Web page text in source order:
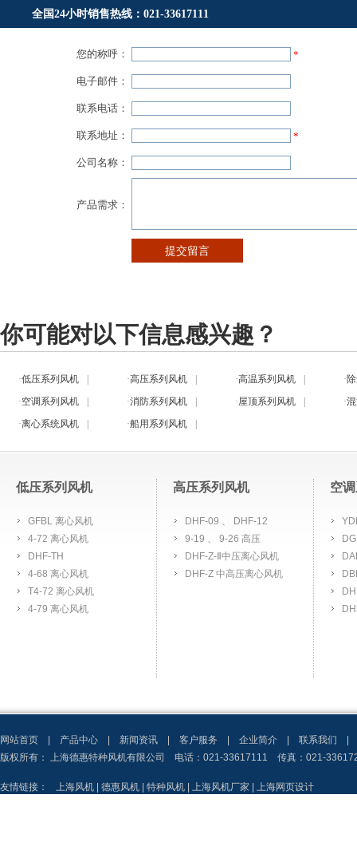
你可能对以下信息感兴趣？
·低压系列风机 ·高压系列风机 ·高温系列风机 ·
·空调系列风机 ·消防系列风机 ·屋顶系列风机 ·
·离心系统风机 ·船用系列风机
低压系列风机
GFBL 离心风机
4-72 离心风机
DHF-TH
4-68 离心风机
T4-72 离心风机
4-79 离心风机
高压系列风机
DHF-09 、 DHF-12
9-19 、 9-26 高压
DHF-Z-Ⅱ中压离心风机
DHF-Z 中高压离心风机
空
网站首页 产品中心 新闻资讯 客户服务 企业简介 联系我们
版权所有： 上海德惠特种风机有限公司 电话：021-33617111 传真：021-
友情链接： 上海风机 德惠风机 特种风机 上海风机厂家 上海网页设计